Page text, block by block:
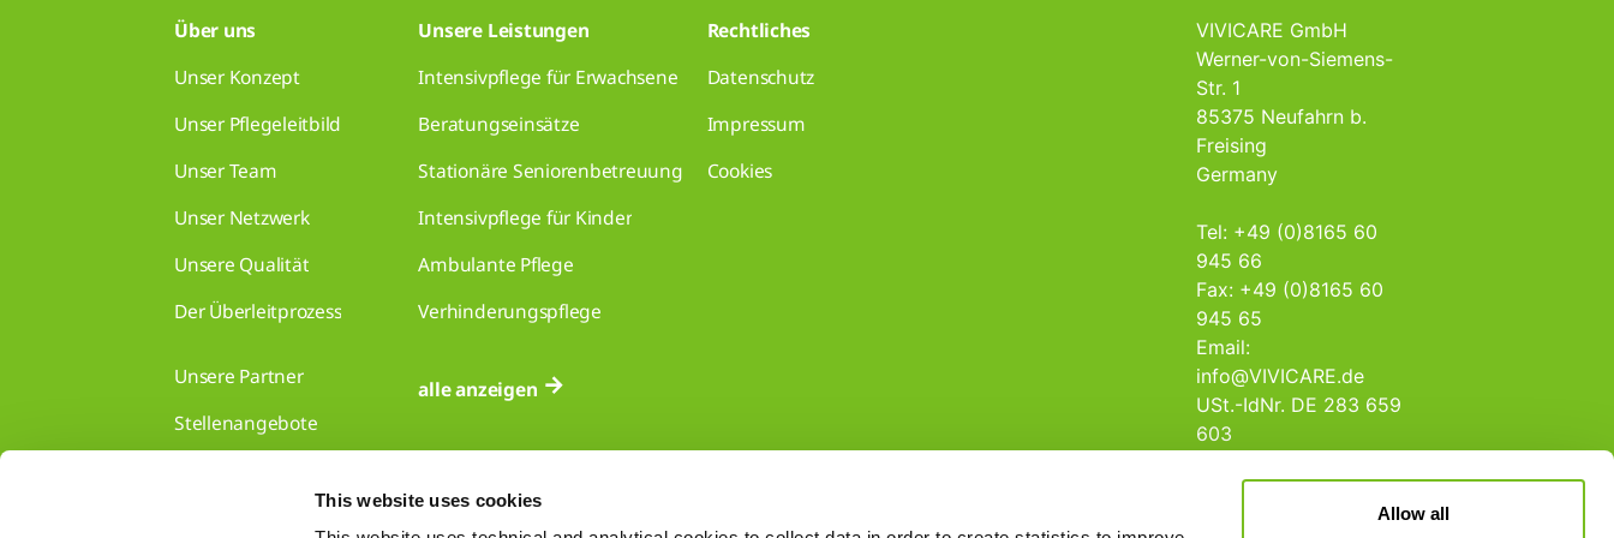
This website uses cookies
Allow all
Über uns
Unser Konzept
Unser Pflegeleitbild
Unser Team
Unser Netzwerk
Unsere Qualität
Der Überleitprozess
Unsere Partner
Stellenangebote
Unsere Leistungen
Intensivpflege für Erwachsene
Beratungseinsätze
Stationäre Seniorenbetreuung
Intensivpflege für Kinder
Ambulante Pflege
Verhinderungspflege
alle anzeigen
Rechtliches
Datenschutz
Impressum
Cookies
VIVICARE GmbH
Werner-von-Siemens-
Str. 1
85375 Neufahrn b.
Freising
Germany
Tel: +49 (0)8165 60
945 66
Fax: +49 (0)8165 60
945 65
Email:
info@VIVICARE.de
USt.-IdNr. DE 283 659
603